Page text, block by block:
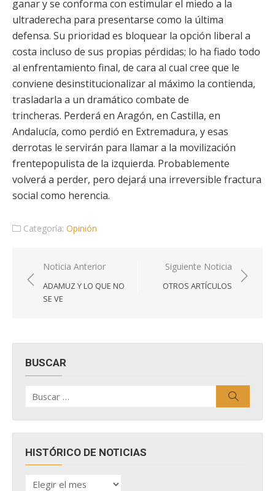
ganar y se conforma con estimular el miedo a la
ultraderecha para presentarse como la última
defensa. Su prioridad es bloquear la opción liberal a
costa incluso de sus propias pérdidas; lo ha fiado todo
al enfrentamiento final, de cara al cual cree que le
conviene desinstitucionalizar al máximo la contienda,
trasladarla a un dramático combate de
trincheras. Perderá en Aragón, en Castilla, en
Andalucía, como perdió en Extremadura, y esas
derrotas le servirán para llamar a la movilización
frentepopulista de la izquierda. Probablemente
volverá a perder, pero dejará una irreversible fractura
social como herencia.
Categoría: Opinión
Navegación
de
entradas
Noticia Anterior
ADAMUZ Y LO QUE NO
SE VE
Siguiente Noticia
OTROS ARTÍCULOS
BUSCAR
por:
HISTÓRICO DE NOTICIAS
HISTÓRICO
DE